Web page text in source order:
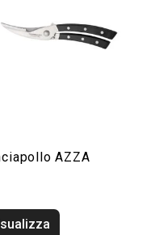
AZZA